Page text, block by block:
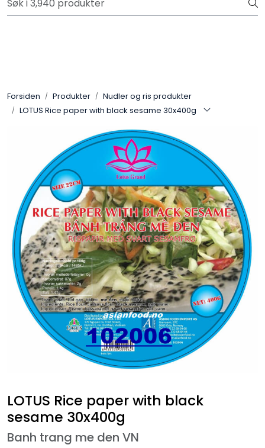
Skip to main content
Velkommen til vår nye nettbutikk! Trykk her for å lese mer
Forsiden Produkter
Nudler og ris produkter
LOTUS Rice paper with black sesame 30x400g
LOTUS Rice paper with black
sesame 30x400g
Banh trang me den VN
Restaurantprodukter
Merkevarer